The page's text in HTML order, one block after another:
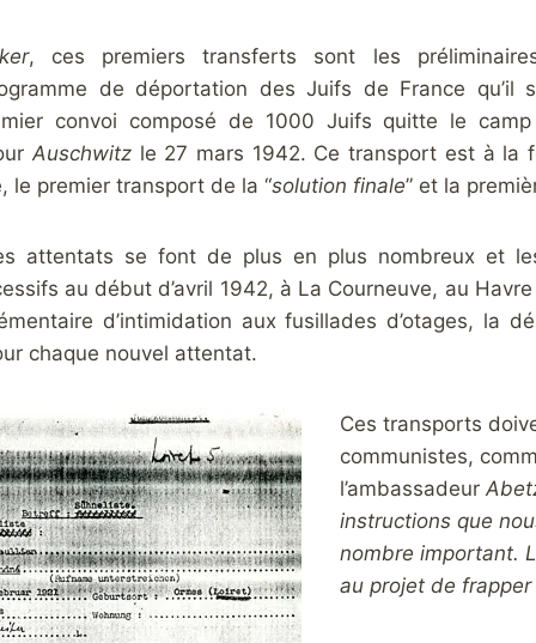
, ces premiers transferts sont les
de déportation des Juifs de France qu’il
convoi composé de 1000 Juifs quitte le
Auschwitzle 27 mars 1942. Ce transport est à la
le premier transport de la “solution finale” et la
attentats se font de plus en plus nombreux et
au début d’avril 1942, à La Courneuve, au
d’intimidation aux fusillades d’otages, la
chaque nouvel attentat.
Ces transports
communistes,
l’ambassadeur
instructions que
nombre important.
au projet de